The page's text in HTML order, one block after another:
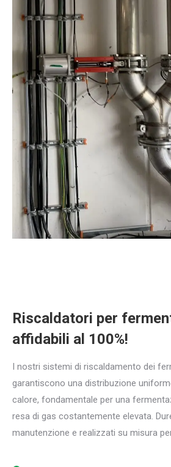
Riscaldatori per
affidabili al 100%!
I nostri sistemi di riscaldamento dei
garantiscono una distribuzione
calore, fondamentale per una
resa di gas costantemente elevata.
manutenzione e realizzati su misura